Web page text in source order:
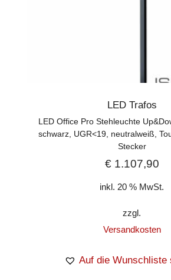
LED Trafos
LED Office Pro Stehleuchte
schwarz, UGR<19, neutralweiß,
Stecker
€1.107,90
inkl. 20 % MwSt.
zzgl.
Versandkosten
Auf die Wunschliste